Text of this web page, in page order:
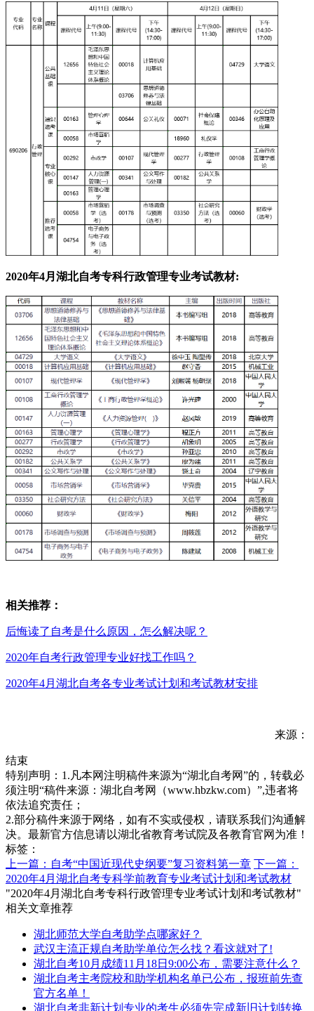
2020年4月湖北自考专科行政管理专业考试教材:
相关推荐：
后悔读了自考是什么原因，怎么解决呢？
2020年自考行政管理专业好找工作吗？
2020年4月湖北自考各专业考试计划和考试教材安排
来源：
结束
特别声明：1.凡本网注明稿件来源为“湖北自考网”的，转载必
须注明“稿件来源：湖北自考网（www.hbzkw.com）”,违者将
依法追究责任；
2.部分稿件来源于网络，如有不实或侵权，请联系我们沟通解
决。最新官方信息请以湖北省教育考试院及各教育官网为准！
标签：
上一篇：自考“中国近现代史纲要”复习资料第一章 下一篇：
2020年4月湖北自考专科学前教育专业考试计划和考试教材
"2020年4月湖北自考专科行政管理专业考试计划和考试教材"
相关文章推荐
湖北师范大学自考助学点哪家好？
武汉主流正规自考助学单位怎么找？看这就对了!
湖北自考10月成绩11月18日9:00公布，需要注意什么？
湖北自考主考院校和助学机构名单已公布，报班前先查
官方名单！
湖北自考非新计划专业的考生必须先完成新旧计划转换